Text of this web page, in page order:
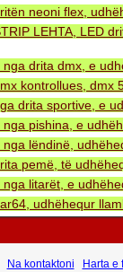
neoni flex,
LEHTA, LED
drita dmx, e
kontrollues, dmx
drita sportive, e
pishina, e
lëndinë,
pemë, të
litarët, e
udhëhequr
Na kontaktoni Harta e